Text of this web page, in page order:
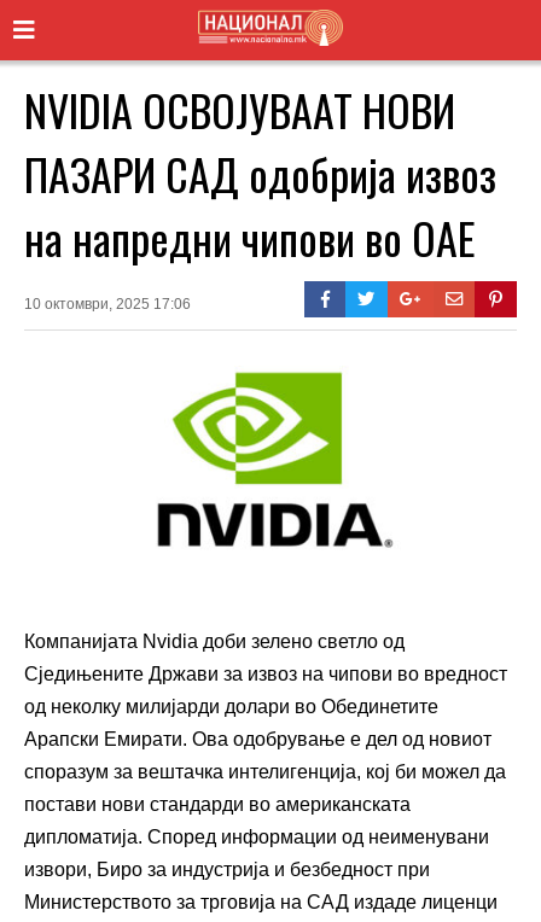
NVIDIA ОСВОЈУВААТ НОВИ
ПАЗАРИ САД одобрија извоз
на напредни чипови во ОАЕ
10 октомври, 2025 17:06
Компанијата Nvidia доби зелено светло од
Сједињените Држави за извоз на чипови во вредност
од неколку милијарди долари во Обединетите
Арапски Емирати. Ова одобрување е дел од новиот
споразум за вештачка интелигенција, кој би можел да
постави нови стандарди во американската
дипломатија. Според информации од неименувани
извори, Биро за индустрија и безбедност при
Министерството за трговија на САД издаде лиценци